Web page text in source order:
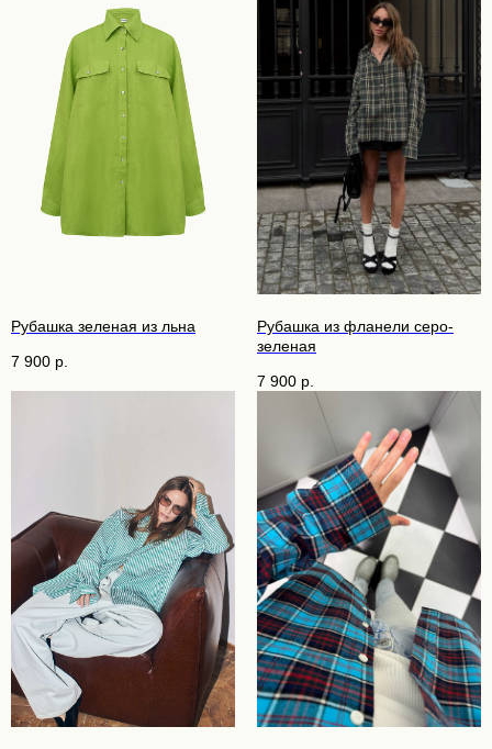
Рубашка зеленая из льна
7 900 р.
Рубашка из фланели серо-
зеленая
7 900 р.